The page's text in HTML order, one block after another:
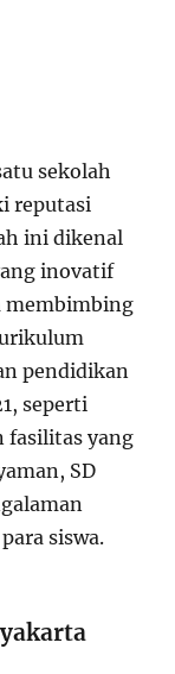
sekolah
reputasi
ini dikenal
inovatif
membimbing
pendidikan
seperti
fasilitas yang
SD
siswa.